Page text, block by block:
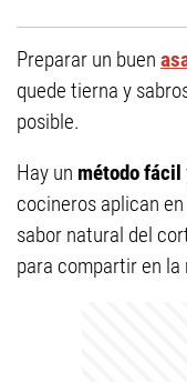
Preparar un buen
quede tierna y
posible.
Hay un método fácil
cocineros aplican
sabor natural del
para compartir en la